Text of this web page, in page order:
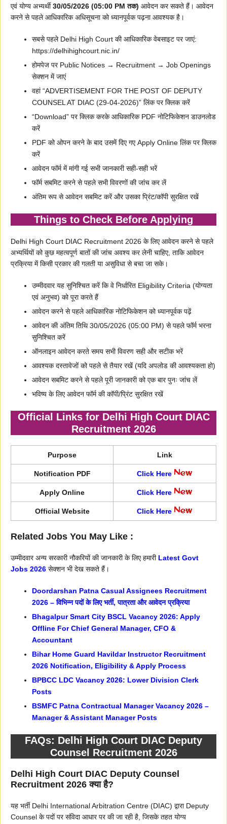
एवं योग्य अभ्यर्थी30/05/2026 (05:00 PM तक) आवेदन कर सकते हैं। आवेदन
करने से पहले आधिकारिक अधिसूचना को ध्यानपूर्वक पढ़ना आवश्यक है।
सबसे पहले Delhi High Court की आधिकारिक वेबसाइट पर जाएं:
https://delhihighcourt.nic.in/
होमपेज पर Public Notices → Recruitment → Job Openings
सेक्शन में जाएं
वहां “ADVERTISEMENT FOR THE POST OF DEPUTY
COUNSEL AT DIAC (29-04-2026)” लिंक पर क्लिक करें
“Download” पर क्लिक करके आधिकारिक PDF नोटिफिकेशन डाउनलोड
करें
PDF को ओपन करने के बाद उसमें दिए गए Apply Online लिंक पर क्लिक
करें
आवेदन फॉर्म में मांगी गई सभी जानकारी सही-सही भरें
फॉर्म सबमिट करने से पहले सभी विवरणों की जांच कर लें
अंतिम रूप से आवेदन सबमिट करें और उसका प्रिंट/कॉपी सुरक्षित रखें
Things to Check Before Applying
Delhi High Court DIAC Recruitment 2026 के लिए आवेदन करने से पहले
अभ्यर्थियों को कुछ महत्वपूर्ण बातों की जांच अवश्य कर लेनी चाहिए, ताकि आवेदन
प्रक्रिया में किसी प्रकार की गलती या असुविधा से बचा जा सके।
उम्मीदवार यह सुनिश्चित करें कि वे निर्धारित Eligibility Criteria (योग्यता
एवं अनुभव) को पूरा करते हैं
आवेदन करने से पहले आधिकारिक नोटिफिकेशन को ध्यानपूर्वक पढ़ें
आवेदन की अंतिम तिथि 30/05/2026 (05:00 PM) से पहले फॉर्म भरना
सुनिश्चित करें
ऑनलाइन आवेदन करते समय सभी विवरण सही और सटीक भरें
आवश्यक दस्तावेजों को पहले से तैयार रखें (यदि अपलोड की आवश्यकता हो)
आवेदन सबमिट करने से पहले पूरी जानकारी को एक बार पुनः जांच लें
भविष्य के लिए आवेदन फॉर्म की कॉपी/प्रिंट सुरक्षित रखें
Official Links for Delhi High Court DIAC
Recruitment 2026
Purpose Link
Notification PDF Click Here
Apply Online Click Here
Official Website Click Here
Related Jobs You May Like :
उम्मीदवार अन्य सरकारी नौकरियों की जानकारी के लिए हमारी Latest Govt
Jobs 2026 सेक्शन भी देख सकते हैं।
Doordarshan Patna Casual Assignees Recruitment
2026 – विभिन्न पदों के लिए भर्ती, पात्रता और आवेदन प्रक्रिया
Bhagalpur Smart City BSCL Vacancy 2026: Apply
Offline For Chief General Manager, CFO &
Accountant
Bihar Home Guard Havildar Instructor Recruitment
2026 Notification, Eligibility & Apply Process
BPBCC LDC Vacancy 2026: Lower Division Clerk
Posts
BSMFC Patna Contractual Manager Vacancy 2026 –
Manager & Assistant Manager Posts
FAQs: Delhi High Court DIAC Deputy
Counsel Recruitment 2026
Delhi High Court DIAC Deputy Counsel
Recruitment 2026 क्या है?
यह भर्ती Delhi International Arbitration Centre (DIAC) द्वारा Deputy
Counsel के पदों पर संविदा आधार पर की जा रही है, जिसके तहत योग्य